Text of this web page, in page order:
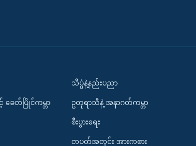
ခေတ်ပြိုင်ကမ္ဘာ
သိပ္ပံနဲ့နည်းပညာ
ဥတုရာသီနဲ့ အနာဂတ်ကမ္ဘာ
စီးပွားရေး
တပတ်အတွင်း အားကစား